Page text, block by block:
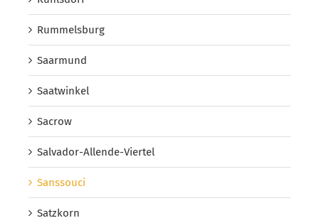
Rummelsburg
Saarmund
Saatwinkel
Sacrow
Salvador-Allende-Viertel
Sanssouci
Satzkorn